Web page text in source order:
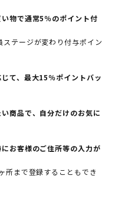
物で通常5％のポイント付
テージが変わり付与ポイン
て、最大15％ポイントバッ
商品で、自分だけのお気に
お客様のご住所等の入力が
所まで登録することもでき